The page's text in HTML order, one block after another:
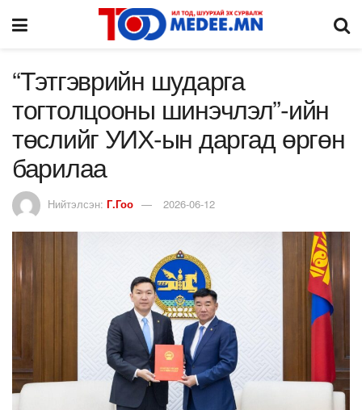
“Тэтгэврийн шударга
тогтолцооны шинэчлэл”-ийн
төслийг УИХ-ын даргад өргөн
барилаа
Нийтэлсэн: Г.Гоо 2026-06-12